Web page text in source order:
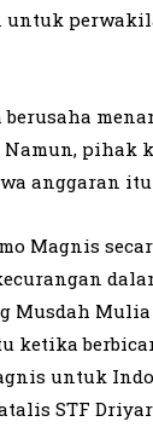
untuk
pihak
anggaran
Magnis
Musdah
ketika
untuk
STF